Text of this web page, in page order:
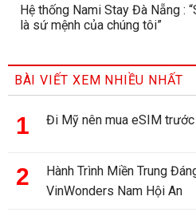
Hệ thống Nami Stay Đà Nẵng :
là sứ mệnh của chúng tôi”
BÀI VIẾT XEM NHIỀU NHẤT
Đi Mỹ nên mua eSIM
Hành Trình Miền Trung
VinWonders Nam Hội An